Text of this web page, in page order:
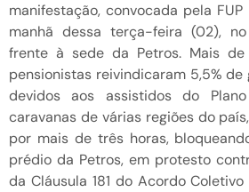
manifestação, convocada pela
manhã dessa terça-feira (02),
frente à sede da Petros. Mais
pensionistas reivindicaram 5,5% de
devidos aos assistidos do
caravanas de várias regiões do
por mais de três horas,
prédio da Petros, em protesto
da Cláusula 181 do Acordo